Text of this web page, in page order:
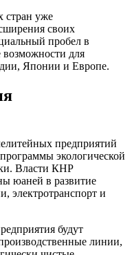
стран уже
своих
пробел в
для
Японии и Европе.
предприятий
экологической
Власти КНР
юаней в развитие
электротранспорт и
будут
линии,